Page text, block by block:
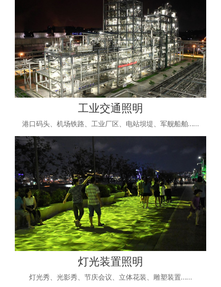
工业交通照明
港口码头、机场铁路、工业厂区、电站坝堤、军舰船舶……
灯光装置照明
灯光秀、光影秀、节庆会议、立体花装、雕塑装置……